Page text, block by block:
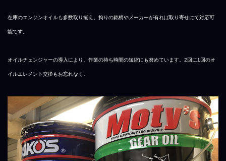
在庫のエンジンオイルも多数取り揃え。拘りの銘柄やメーカーが有れば取り寄せにて対応可
能です。
オイルチェンジャーの導入により、作業の待ち時間の短縮にも努めています。2回に1回のオ
イルエレメント交換もお忘れなく。